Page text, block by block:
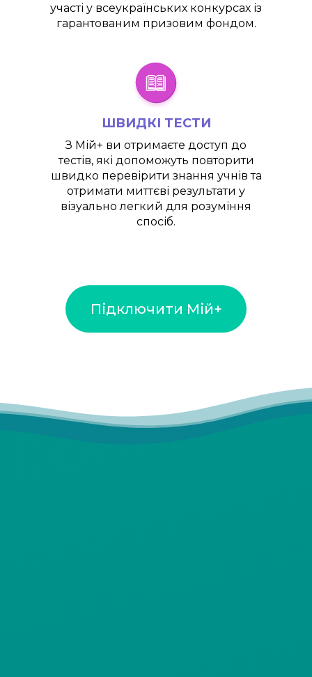
участі у всеукраїнських конкурсах із
гарантованим призовим фондом.
ШВИДКІ ТЕСТИ
З Мій+ ви отримаєте доступ до
тестів, які допоможуть повторити
швидко перевірити знання учнів та
отримати миттєві результати у
візуально легкий для розуміння
спосіб.
Підключити Мій+